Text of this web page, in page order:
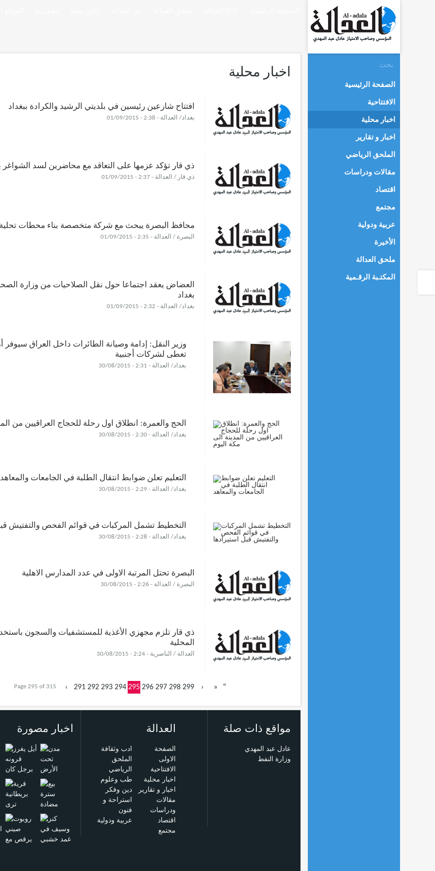
اخبار محلية
افتتاح شارعين رئيسين في بلديتي الرشيد والكرادة ببغداد
بغداد/ العدالة - 2:38 - 01/09/2015
ذي قار تؤكد عزمها على التعاقد مع محاضرين لسد الشواغر
ذي قار / العدالة - 2:37 - 01/09/2015
محافظ البصرة يبحث مع شركة متخصصة بناء محطات
البصرة / العدالة - 2:35 - 01/09/2015
العضاض يعقد اجتماعا حول نقل الصلاحيات من وزارة
بغداد
بغداد/ العدالة - 2:32 - 01/09/2015
وزير النقل: إدامة وصيانة الطائرات داخل العراق سيوفر
تعطى لشركات أجنبية
بغداد/ العدالة - 2:31 - 30/08/2015
الحج والعمرة: انطلاق اول رحلة للحجاج العراقيين من
بغداد/ العدالة - 2:30 - 30/08/2015
التعليم تعلن ضوابط انتقال الطلبة في الجامعات والمعاهد
بغداد/ العدالة - 2:29 - 30/08/2015
التخطيط تشمل المركبات في قوائم الفحص والتفتيش
بغداد/ العدالة - 2:28 - 30/08/2015
البصرة تحتل المرتبة الاولى في عدد المدارس الاهلية
البصرة / العدالة - 2:26 - 30/08/2015
ذي قار تلزم مجهزي الأغذية للمستشفيات والسجون
المحلية
العدالة / الناصرية - 2:24 - 30/08/2015
Page 295 of 315 «
‹ 291 292 293 294 295 296 297 298 299 › »
مواقع ذات صلة
عادل عبد المهدي
وزارة النفط
العدالة
الصفحة
الاولى
الافتتاحية
اخبار محلية
اخبار و تقارير
مقالات
ودراسات
اقتصاد
مجتمع
ادب وثقافة
الملحق
الرياضي
طب وعلوم
دين وفكر
استراحة و
فنون
عربية ودولية
اخبار مصورة
الصفحة الرئيسية
الافتتاحية
اخبار محلية
اخبار و تقارير
الملحق الرياضي
مقالات ودراسات
اقتصاد
مجتمع
عربية ودولية
الأخيرة
ملحق العدالة
المكتـبة الرقـمية